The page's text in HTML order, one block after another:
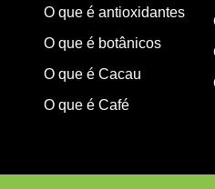
O que é antioxidantes
O que é botânicos
O que é Cacau
O que é Café